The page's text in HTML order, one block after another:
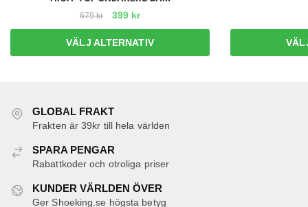
679kr
Det
ursprungliga
priset
var:
399 krDet
nuvarande
priset
är:
VÄLJ ALTERNATIV
Den
här
varianter.
olika
alternativen
kan
väljas
GLOBAL FRAKT
Frakten är 39kr till hela världen
SPARA PENGAR
Rabattkoder och otroliga priser
KUNDER VÄRLDEN ÖVER
Ger Shoeking.se högsta betyg